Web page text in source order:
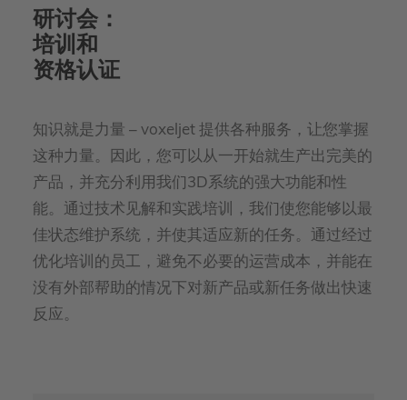
研讨会：
培训和
资格认证
知识就是力量 – voxeljet 提供各种服务，让您掌握
这种力量。因此，您可以从一开始就生产出完美的
产品，并充分利用我们3D系统的强大功能和性
能。通过技术见解和实践培训，我们使您能够以最
佳状态维护系统，并使其适应新的任务。通过经过
优化培训的员工，避免不必要的运营成本，并能在
没有外部帮助的情况下对新产品或新任务做出快速
反应。